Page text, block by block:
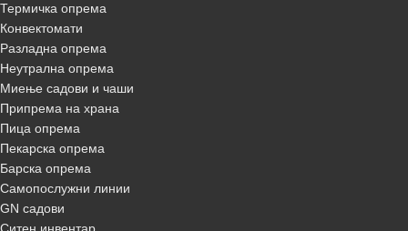
Термичка опрема
Конвектомати
Разладна опрема
Неутрална опрема
Миење садови и чаши
Припрема на храна
Пица опрема
Пекарска опрема
Барска опрема
Самопослужни линии
GN садови